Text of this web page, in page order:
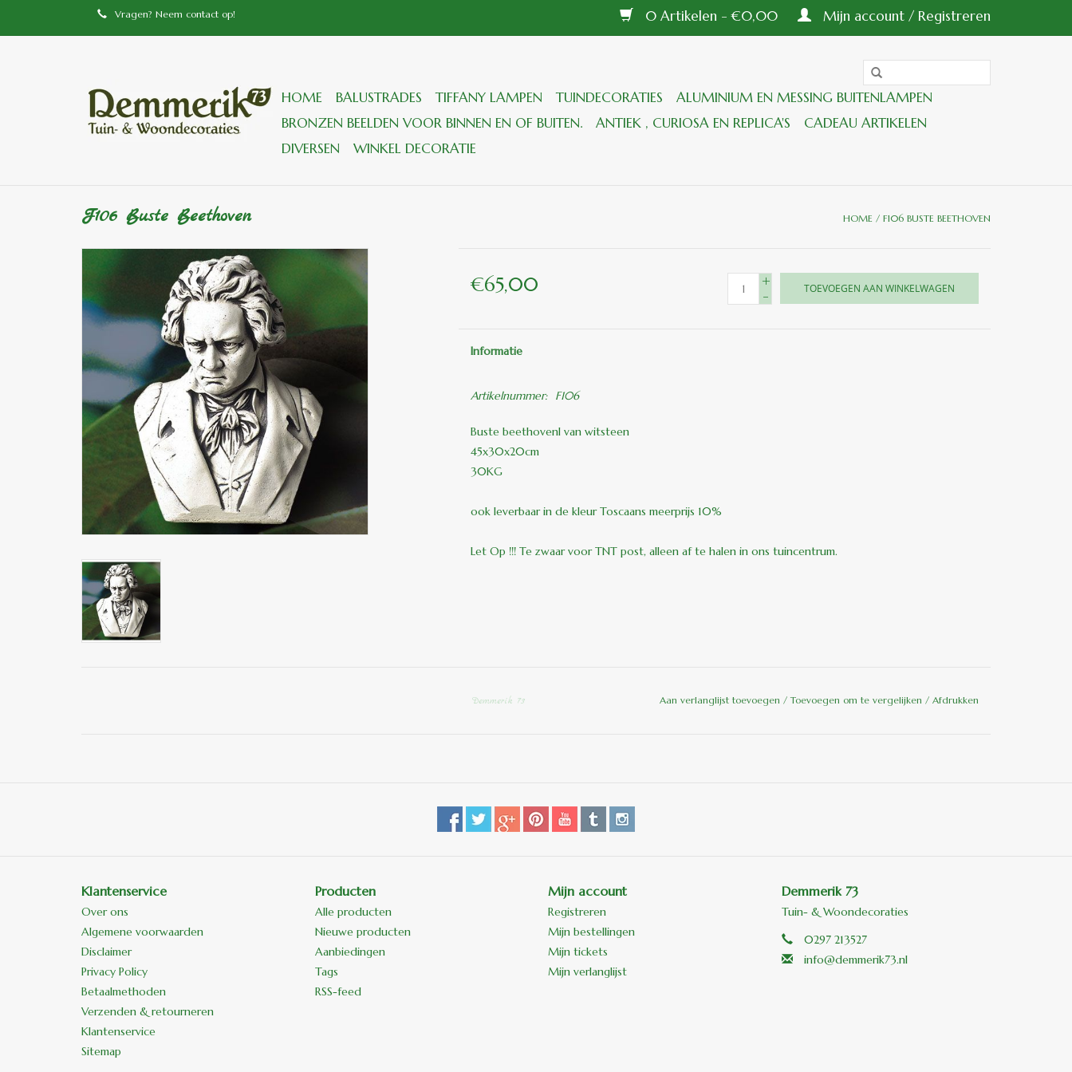
Vragen? Neem contact op! 0 Artikelen - €0,00 Mijn account / Registreren
HOME BALUSTRADES TIFFANY LAMPEN TUINDECORATIES
ALUMINIUM EN MESSING BUITENLAMPEN
BRONZEN BEELDEN VOOR BINNEN EN OF BUITEN.
ANTIEK , CURIOSA EN REPLICA'S
CADEAU ARTIKELEN
DIVERSEN
WINKEL DECORATIE
F106 Buste Beethoven HOME / F106 BUSTE BEETHOVEN
€65,00
+
-
TOEVOEGEN AAN WINKELWAGEN
Informatie
Artikelnummer: F106
Buste beethovenl van witsteen
45x30x20cm
30KG
ook leverbaar in de kleur Toscaans meerprijs 10%
Let Op !!! Te zwaar voor TNT post, alleen af te halen in ons tuincentrum.
Demmerik 73 Aan verlanglijst toevoegen / Toevoegen om te vergelijken / Afdrukken
Klantenservice
Over ons
Algemene voorwaarden
Disclaimer
Privacy Policy
Betaalmethoden
Verzenden & retourneren
Klantenservice
Sitemap
Producten
Alle producten
Nieuwe producten
Aanbiedingen
Tags
RSS-feed
Mijn account
Registreren
Mijn bestellingen
Mijn tickets
Mijn verlanglijst
Demmerik 73
Tuin- & Woondecoraties
0297 213527
info@demmerik73.nl